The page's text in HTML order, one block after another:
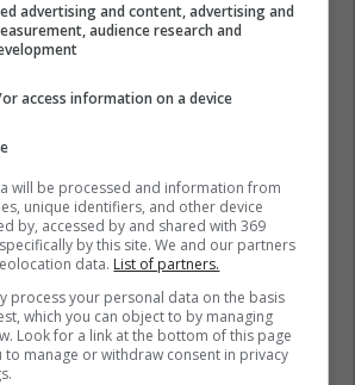
advertising and content, advertising and
audience research and
access information on a device
will be processed and information from
unique identifiers, and other device
by, accessed by and shared with 369
by this site. We and our partners
data. List of partners.
process your personal data on the basis
which you can object to by managing
Look for a link at the bottom of this page
to manage or withdraw consent in privacy